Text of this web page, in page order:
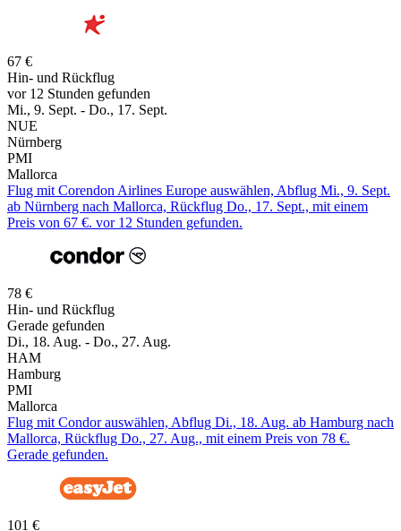
67 €
Hin- und Rückflug
vor 12 Stunden gefunden
Mi., 9. Sept. - Do., 17. Sept.
NUE
Nürnberg
PMI
Mallorca
Flug mit Corendon Airlines Europe auswählen, Abflug Mi., 9. Sept.
ab Nürnberg nach Mallorca, Rückflug Do., 17. Sept., mit einem
Preis von 67 €. vor 12 Stunden gefunden.
78 €
Hin- und Rückflug
Gerade gefunden
Di., 18. Aug. - Do., 27. Aug.
HAM
Hamburg
PMI
Mallorca
Flug mit Condor auswählen, Abflug Di., 18. Aug. ab Hamburg nach
Mallorca, Rückflug Do., 27. Aug., mit einem Preis von 78 €.
Gerade gefunden.
101 €